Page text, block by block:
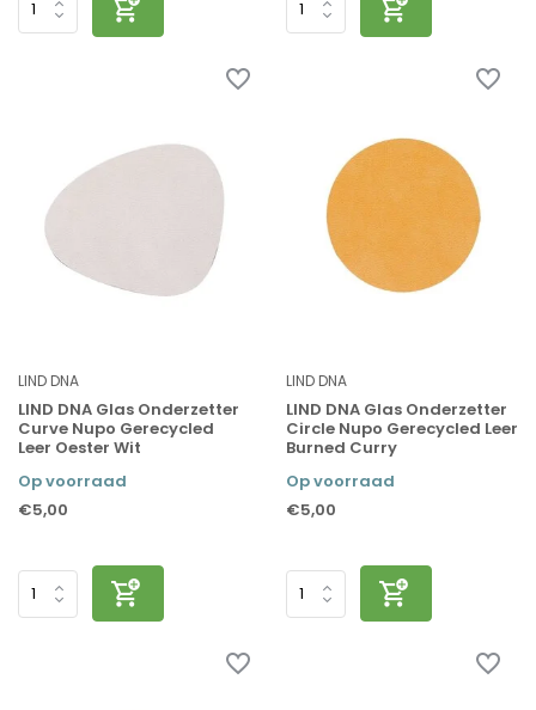
LIND DNA
LIND DNA Glas Onderzetter
Curve Nupo Gerecycled
Leer Oester Wit
Op voorraad
€5,00
LIND DNA
LIND DNA Glas Onderzetter
Circle Nupo Gerecycled Leer
Burned Curry
Op voorraad
€5,00